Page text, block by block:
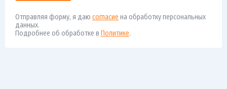
Отправляя форму, я даю согласие на обработку персональных
данных.
Подробнее об обработке в Политике.